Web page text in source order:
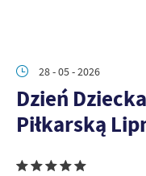
28 - 05 - 2026
Dzień
Piłkarską